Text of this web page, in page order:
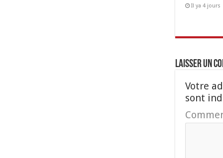
Il ya 4 jours
Laisser un
Votre
sont